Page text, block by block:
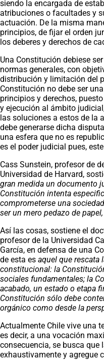
siendo la encargada de
atribuciones o facultades y
actuación. De la misma
principios, de fijar el orden
los deberes y derechos de
Una Constitución debiese
normas generales, con
distribución y limitación del
Constitución no debe ser
principios y derechos,
y ejecución al ámbito
las soluciones a estos de la
debe generarse dicha
una esfera que no es
es el poder judicial pues,
Cass Sunstein, profesor de
Universidad de Harvard,
gran medida un documento
Constitución intenta
comprometerse una
ser un mero pedazo de
Así las cosas, sostiene el
profesor de la Universidad
García, en defensa de una
de esta es aquel que rescata
constitucional: la
sociales fundamentales; la
acabado, un estado o etapa
Constitución sólo debe
orgánico como desde la
Actualmente Chile vive una
es decir, a una vocación
consecuencia, se busca
exhaustivamente y agregue